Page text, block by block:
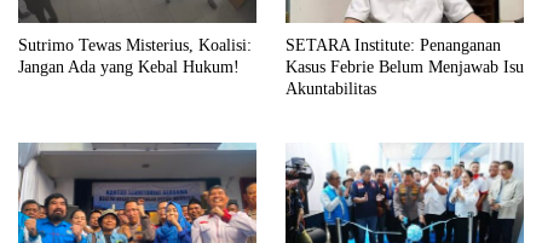
Sutrimo Tewas Misterius, Koalisi:
Jangan Ada yang Kebal Hukum!
SETARA Institute: Penanganan
Kasus Febrie Belum Menjawab Isu
Akuntabilitas